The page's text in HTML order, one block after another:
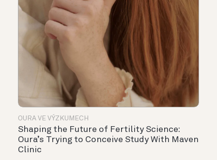
OURA VE VÝZKUMECH
Shaping the Future of Fertility Science:
Oura’s Trying to Conceive Study With Maven
Clinic